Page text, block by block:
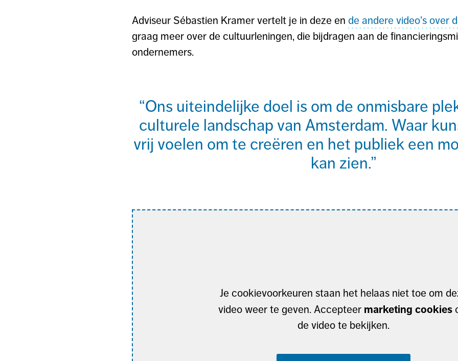
Adviseur Sébastien Kramer vertelt je in deze en de andere video's over
graag meer over de cultuurleningen, die bijdragen aan de
ondernemers.
Ons uiteindelijke doel is om de onmisbare
culturele landschap van Amsterdam. Waar
vrij voelen om te creëren en het publiek een
kan zien.
Je cookievoorkeuren staan het helaas niet toe om
video weer te geven. Accepteer marketing cookies
de video te bekijken.